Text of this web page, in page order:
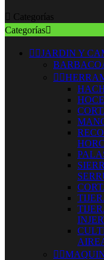
 Categorías
Categorías
 JARDIN Y
 
 